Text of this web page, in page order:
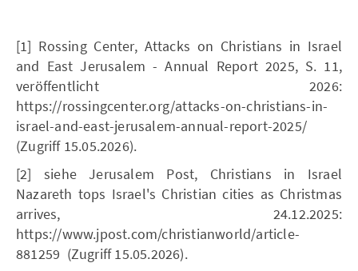
[1] Rossing Center, Attacks on Christians in Israel
and East Jerusalem - Annual Report 2025, S. 11,
veröffentlicht 2026:
https://rossingcenter.org/attacks-on-christians-in-
israel-and-east-jerusalem-annual-report-2025/
(Zugriff 15.05.2026).
[2] siehe Jerusalem Post, Christians in Israel
Nazareth tops Israel's Christian cities as Christmas
arrives, 24.12.2025:
https://www.jpost.com/christianworld/article-
881259 (Zugriff 15.05.2026).